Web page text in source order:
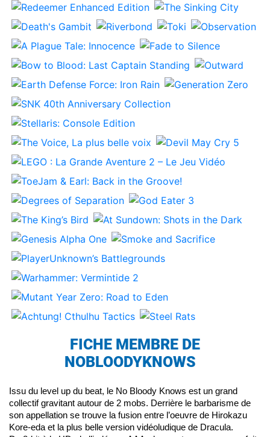
FICHE MEMBRE DE
NOBLOODYKNOWS
Issu du level up du beat, le No Bloody Knows est un grand
collectif gravitant autour de 2 mobs. Derrière le barbarisme de
son appellation se trouve la fusion entre l’oeuvre de Hirokazu
Kore-eda et la plus belle version vidéoludique de Dracula.